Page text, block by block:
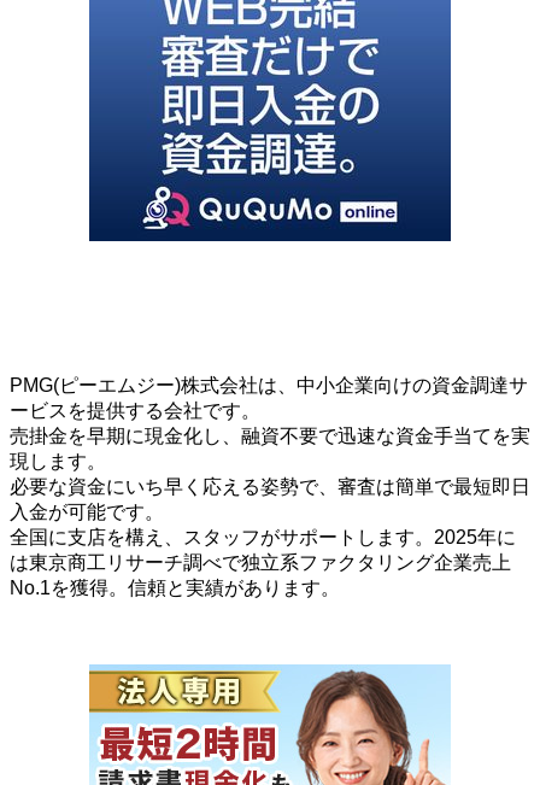
PMG(ピーエムジー)株式会社は、中小企業向けの資金調達サ
ービスを提供する会社です。
売掛金を早期に現金化し、融資不要で迅速な資金手当てを実
現します。
必要な資金にいち早く応える姿勢で、審査は簡単で最短即日
入金が可能です。
全国に支店を構え、スタッフがサポートします。2025年に
は東京商工リサーチ調べで独立系ファクタリング企業売上
No.1を獲得。信頼と実績があります。